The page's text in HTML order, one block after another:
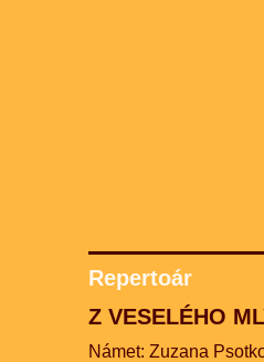
Repertoár
Z VESELÉHO
Námet: Zuzana